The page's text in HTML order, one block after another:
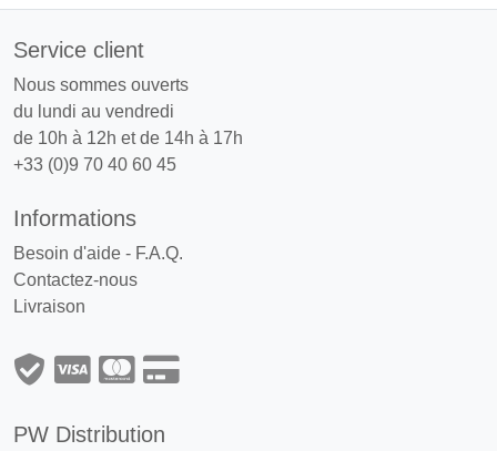
Service client
Nous sommes ouverts
du lundi au vendredi
de 10h à 12h et de 14h à 17h
+33 (0)9 70 40 60 45
Informations
Besoin d'aide - F.A.Q.
Contactez-nous
Livraison
PW Distribution